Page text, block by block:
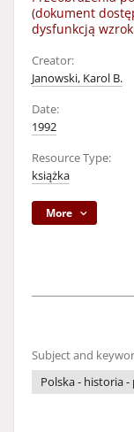
(dokument
dysfunkcją
Creator:
Janowski, Karol B.
Date:
1992
Resource Type:
książka
More
Subject and
Polska - historia -